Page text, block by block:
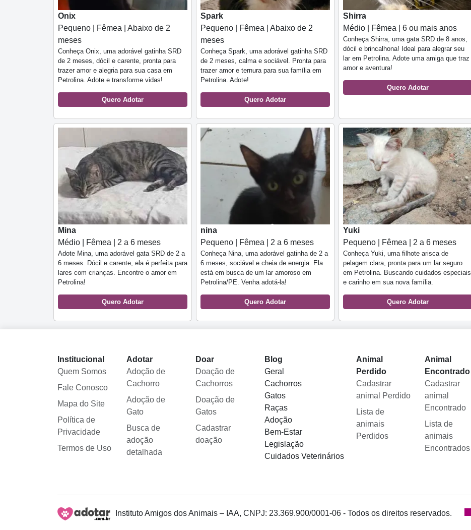
Onix
Pequeno | Fêmea | Abaixo de 2
meses
Conheça Onix, uma adorável gatinha SRD
de 2 meses, dócil e carente, pronta para
trazer amor e alegria para sua casa em
Petrolina. Adote e transforme vidas!
Quero Adotar
Spark
Pequeno | Fêmea | Abaixo de 2
meses
Conheça Spark, uma adorável gatinha SRD
de 2 meses, calma e sociável. Pronta para
trazer amor e ternura para sua família em
Petrolina. Adote!
Quero Adotar
Shirra
Médio | Fêmea | 6 ou mais anos
Conheça Shirra, uma gata SRD de 8 anos,
dócil e brincalhona! Ideal para alegrar seu
lar em Petrolina. Adote uma amiga que traz
amor e aventura!
Quero Adotar
Mina
Médio | Fêmea | 2 a 6 meses
Adote Mina, uma adorável gata SRD de 2 a
6 meses. Dócil e carente, ela é perfeita para
lares com crianças. Encontre o amor em
Petrolina!
Quero Adotar
nina
Pequeno | Fêmea | 2 a 6 meses
Conheça Nina, uma adorável gatinha de 2 a
6 meses, sociável e cheia de energia. Ela
está em busca de um lar amoroso em
Petrolina/PE. Venha adotá-la!
Quero Adotar
Yuki
Pequeno | Fêmea | 2 a 6 meses
Conheça Yuki, uma filhote arisca de
pelagem clara, pronta para um lar seguro
em Petrolina. Buscando cuidados especiais
e carinho em sua nova família.
Quero Adotar
Institucional
Quem Somos
Fale Conosco
Mapa do Site
Política de
Privacidade
Termos de Uso
Adotar
Adoção de
Cachorro
Adoção de
Gato
Busca de
adoção
detalhada
Doar
Doação de
Cachorros
Doação de
Gatos
Cadastrar
doação
Blog
Geral
Cachorros
Gatos
Raças
Adoção
Bem-Estar
Legislação
Cuidados Veterinários
Animal
Perdido
Cadastrar
animal Perdido
Lista de
animais
Perdidos
Animal
Encontrado
Cadastrar
animal
Encontrado
Lista de
animais
Encontrados
Instituto Amigos dos Animais – IAA, CNPJ: 23.369.900/0001-06 - Todos os direitos reservados.